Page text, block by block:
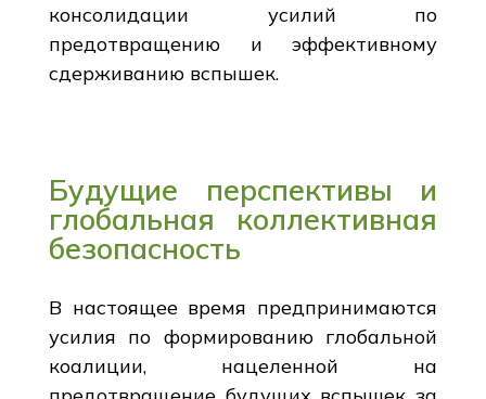
консолидации усилий по
предотвращению и эффективному
сдерживанию вспышек.
Будущие перспективы и
глобальная коллективная
безопасность
В настоящее время предпринимаются
усилия по формированию глобальной
коалиции, нацеленной на